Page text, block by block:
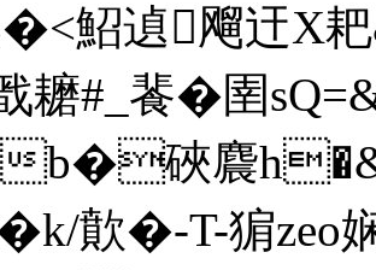
�<鮉遉飗迀
耱#_餥�圉
b�硤麎h�&tK
歕�-T-猏zeo